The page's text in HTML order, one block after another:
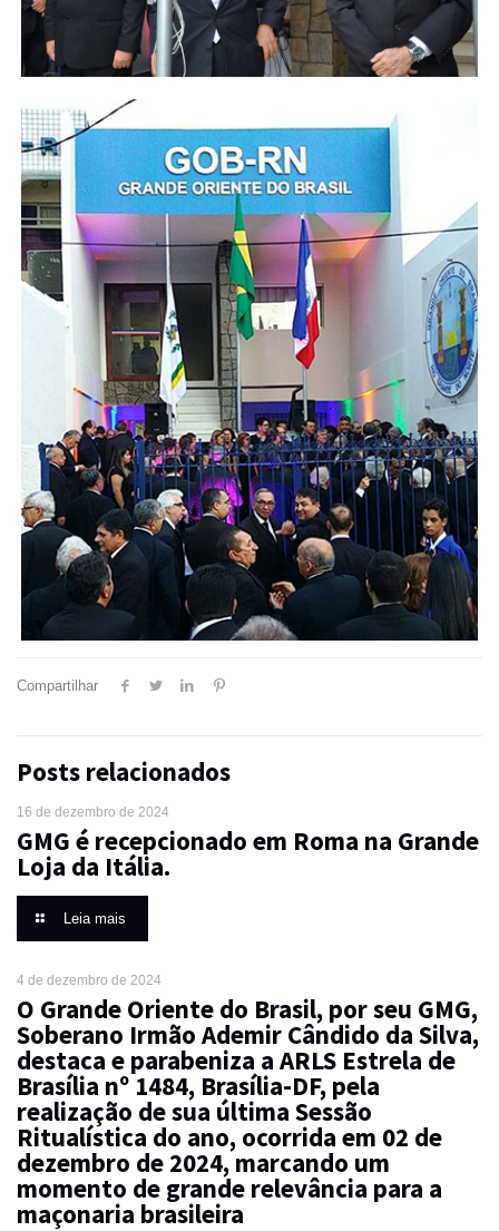
Compartilhar
Posts relacionados
16 de dezembro de 2024
GMG é recepcionado em Roma na Grande
Loja da Itália.
Leia mais
4 de dezembro de 2024
O Grande Oriente do Brasil, por seu GMG,
Soberano Irmão Ademir Cândido da Silva,
destaca e parabeniza a ARLS Estrela de
Brasília nº 1484, Brasília-DF, pela
realização de sua última Sessão
Ritualística do ano, ocorrida em 02 de
dezembro de 2024, marcando um
momento de grande relevância para a
maçonaria brasileira